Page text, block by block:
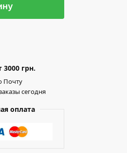
3000 грн.
Почту
сегодня
оплата